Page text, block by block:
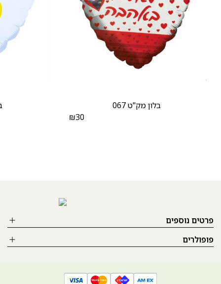
בלון מק"ט 067
₪30
פרטים נוספים
פופולרים